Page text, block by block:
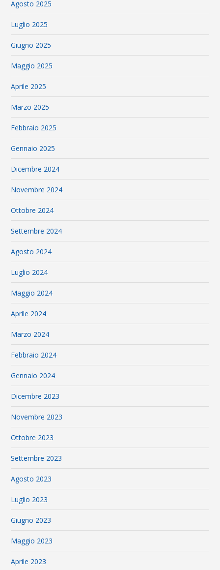
Agosto 2025
Luglio 2025
Giugno 2025
Maggio 2025
Aprile 2025
Marzo 2025
Febbraio 2025
Gennaio 2025
Dicembre 2024
Novembre 2024
Ottobre 2024
Settembre 2024
Agosto 2024
Luglio 2024
Maggio 2024
Aprile 2024
Marzo 2024
Febbraio 2024
Gennaio 2024
Dicembre 2023
Novembre 2023
Ottobre 2023
Settembre 2023
Agosto 2023
Luglio 2023
Giugno 2023
Maggio 2023
Aprile 2023